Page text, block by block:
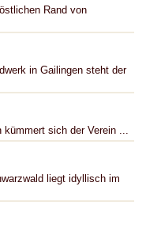
Rand von
in Gailingen steht der
kümmert sich der Verein ...
liegt idyllisch im